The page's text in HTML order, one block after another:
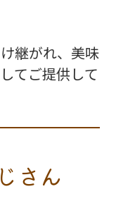
継がれ、美味
てご提供して
さん